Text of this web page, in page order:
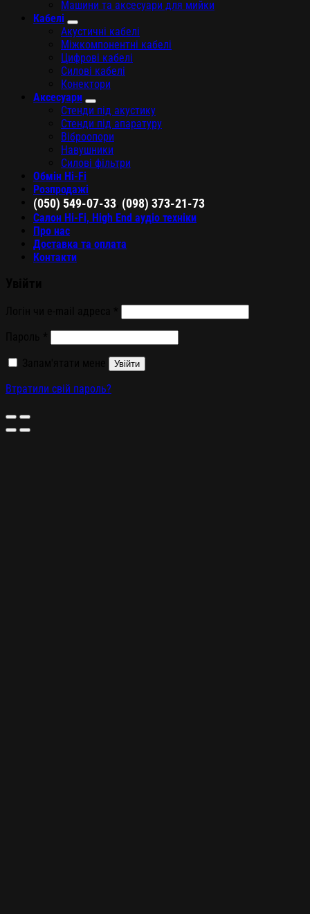
Машини та аксесуари для мийки
Кабелі
Акустичні кабелі
Міжкомпонентні кабелі
Цифрові кабелі
Силові кабелі
Конектори
Аксесуари
Стенди під акустику
Стенди під апаратуру
Віброопори
Навушники
Силові фільтри
Обмін Hi-Fi
Розпродажі
(050) 549-07-33 (098) 373-21-73
Салон Hi-Fi, High End аудіо техніки
Про нас
Доставка та оплата
Контакти
Увійти
Втратили свій пароль?